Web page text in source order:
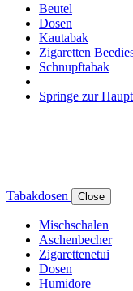
Beutel
Dosen
Kautabak
Zigaretten
Schnupftabak
Springe zur
Tabakdosen Close
Mischschalen
Aschenbecher
Zigarettenetui
Dosen
Humidore